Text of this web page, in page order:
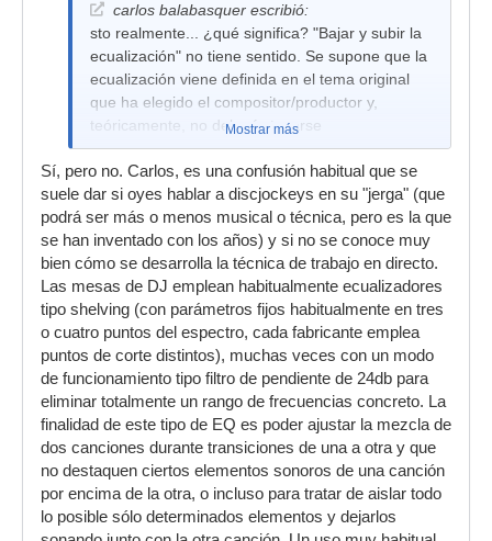
carlos balabasquer escribió:
sto realmente... ¿qué significa? "Bajar y subir la
ecualización" no tiene sentido. Se supone que la
ecualización viene definida en el tema original
que ha elegido el compositor/productor y,
teóricamente, no debería tocarse
Mostrar más
Sí, pero no. Carlos, es una confusión habitual que se
suele dar si oyes hablar a discjockeys en su "jerga" (que
podrá ser más o menos musical o técnica, pero es la que
se han inventado con los años) y si no se conoce muy
bien cómo se desarrolla la técnica de trabajo en directo.
Las mesas de DJ emplean habitualmente ecualizadores
tipo shelving (con parámetros fijos habitualmente en tres
o cuatro puntos del espectro, cada fabricante emplea
puntos de corte distintos), muchas veces con un modo
de funcionamiento tipo filtro de pendiente de 24db para
eliminar totalmente un rango de frecuencias concreto. La
finalidad de este tipo de EQ es poder ajustar la mezcla de
dos canciones durante transiciones de una a otra y que
no destaquen ciertos elementos sonoros de una canción
por encima de la otra, o incluso para tratar de aislar todo
lo posible sólo determinados elementos y dejarlos